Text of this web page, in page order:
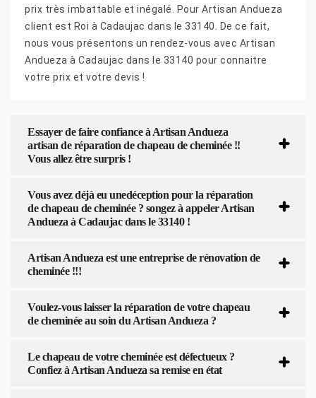
prix très imbattable et inégalé. Pour Artisan Andueza
client est Roi à Cadaujac dans le 33140. De ce fait,
nous vous présentons un rendez-vous avec Artisan
Andueza à Cadaujac dans le 33140 pour connaitre
votre prix et votre devis !
Essayer de faire confiance à Artisan Andueza
artisan de réparation de chapeau de cheminée !!
Vous allez être surpris !
Vous avez déjà eu unedéception pour la réparation
de chapeau de cheminée ? songez à appeler Artisan
Andueza à Cadaujac dans le 33140 !
Artisan Andueza est une entreprise de rénovation de
cheminée !!!
Voulez-vous laisser la réparation de votre chapeau
de cheminée au soin du Artisan Andueza ?
Le chapeau de votre cheminée est défectueux ?
Confiez à Artisan Andueza sa remise en état